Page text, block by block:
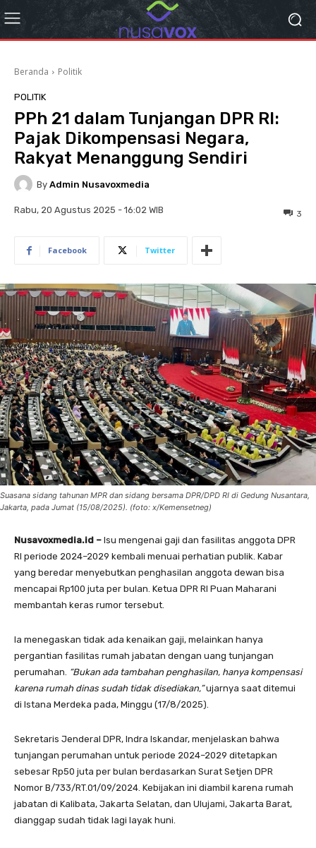
Beranda Politik
POLITIK
PPh 21 dalam Tunjangan DPR RI:
Pajak Dikompensasi Negara,
Rakyat Menanggung Sendiri
By Admin Nusavoxmedia
Rabu, 20 Agustus 2025 - 16:02 WIB 3
Facebook Twitter
Suasana sidang tahunan MPR dan sidang bersama DPR/DPD RI di Gedung Nusantara,
Jakarta, pada Jumat (15/08/2025). (foto: x/Kemensetneg)
Nusavoxmedia.id – Isu mengenai gaji dan fasilitas anggota DPR
RI periode 2024–2029 kembali menuai perhatian publik. Kabar
yang beredar menyebutkan penghasilan anggota dewan bisa
mencapai Rp100 juta per bulan. Ketua DPR RI Puan Maharani
membantah keras rumor tersebut.
Ia menegaskan tidak ada kenaikan gaji, melainkan hanya
pergantian fasilitas rumah jabatan dengan uang tunjangan
perumahan. “Bukan ada tambahan penghasilan, hanya kompensasi
karena rumah dinas sudah tidak disediakan,”ujarnya saat ditemui
di Istana Merdeka pada, Minggu (17/8/2025).
Sekretaris Jenderal DPR, Indra Iskandar, menjelaskan bahwa
tunjangan perumahan untuk periode 2024–2029 ditetapkan
sebesar Rp50 juta per bulan berdasarkan Surat Setjen DPR
Nomor B/733/RT.01/09/2024. Kebijakan ini diambil karena rumah
jabatan di Kalibata, Jakarta Selatan, dan Ulujami, Jakarta Barat,
dianggap sudah tidak lagi layak huni.